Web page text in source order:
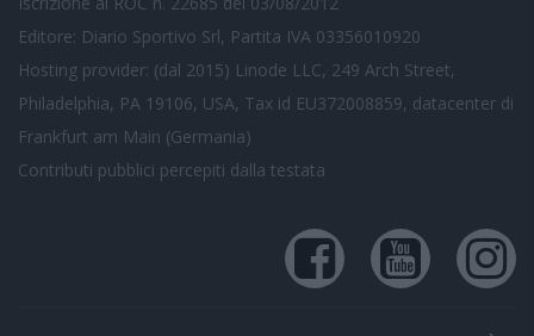
Editore: Diario Sportivo Srl, Partita IVA 03356010920
Hosting provider: (dal 2015) Linode LLC, 249 Arch Street,
Philadelphia, PA 19106, USA, Tax id EU372008859, datacenter di
Frankfurt am Main (Germania)
Contributi pubblici percepiti dalla testata